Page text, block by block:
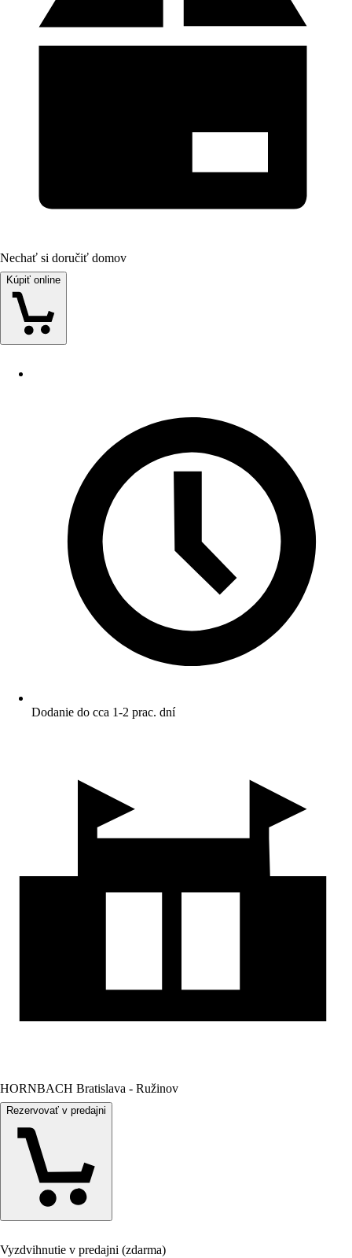
Nechať si doručiť domov
Kúpiť online
Dodanie do cca 1-2 prac. dní
HORNBACH Bratislava - Ružinov
Rezervovať v predajni
Vyzdvihnutie v predajni (zdarma)